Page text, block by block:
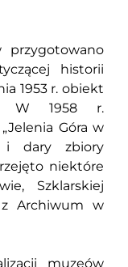
przygotowano
historii
1953 r. obiekt
W 1958 r.
Góra w
i dary zbiory
niektóre
Szklarskiej
z Archiwum w
muzeów